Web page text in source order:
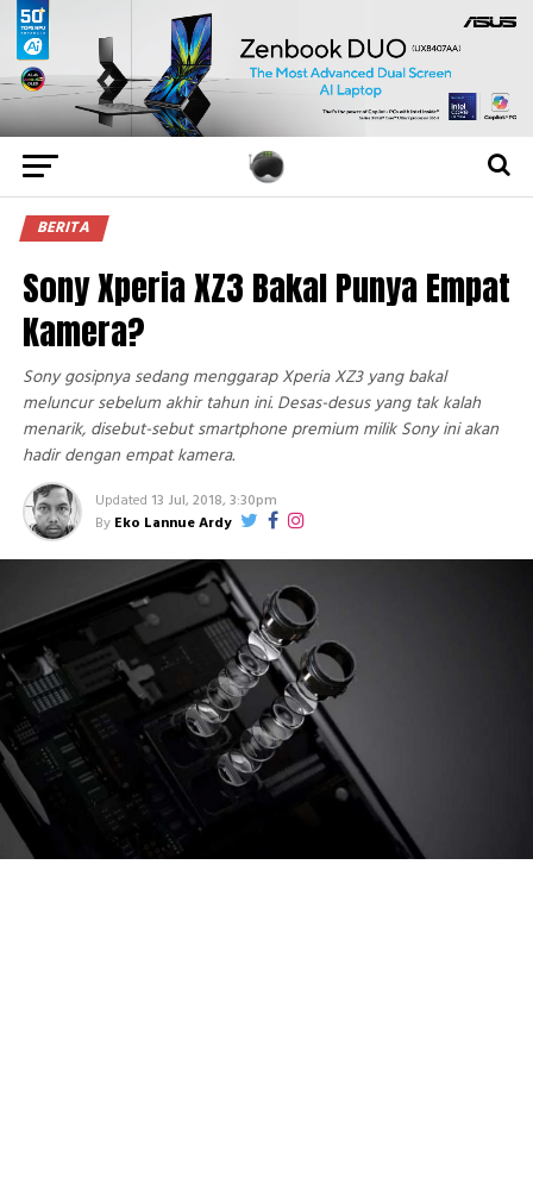
BERITA
Sony Xperia XZ3 Bakal Punya Empat
Kamera?
Sony gosipnya sedang menggarap Xperia XZ3 yang bakal
meluncur sebelum akhir tahun ini. Desas-desus yang tak kalah
menarik, disebut-sebut smartphone premium milik Sony ini akan
hadir dengan empat kamera.
Updated 13 Jul, 2018, 3:30pm
By Eko Lannue Ardy